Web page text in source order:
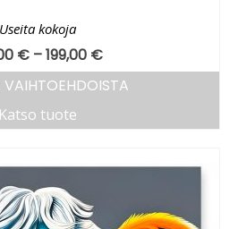
Useita kokoja
€ –199,00 €
VAIHTOEHDOISTA
Katso tuote